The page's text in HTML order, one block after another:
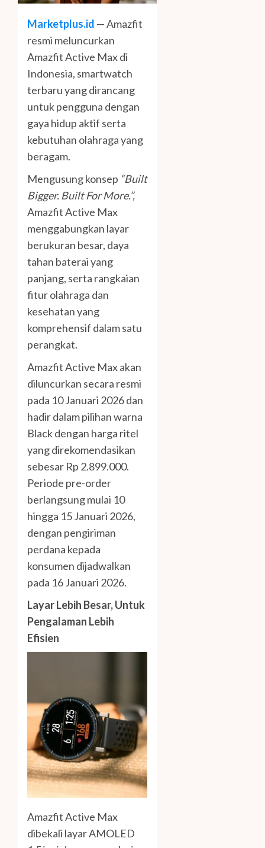
Marketplus.id — Amazfit
resmi meluncurkan
Amazfit Active Max di
Indonesia, smartwatch
terbaru yang dirancang
untuk pengguna dengan
gaya hidup aktif serta
kebutuhan olahraga yang
beragam.
Mengusung konsep “Built
Bigger. Built For More.”,
Amazfit Active Max
menggabungkan layar
berukuran besar, daya
tahan baterai yang
panjang, serta rangkaian
fitur olahraga dan
kesehatan yang
komprehensif dalam satu
perangkat.
Amazfit Active Max akan
diluncurkan secara resmi
pada 10 Januari 2026 dan
hadir dalam pilihan warna
Black dengan harga ritel
yang direkomendasikan
sebesar Rp 2.899.000.
Periode pre-order
berlangsung mulai 10
hingga 15 Januari 2026,
dengan pengiriman
perdana kepada
konsumen dijadwalkan
pada 16 Januari 2026.
Layar Lebih Besar, Untuk
Pengalaman Lebih
Efisien
Amazfit Active Max
dibekali layar AMOLED